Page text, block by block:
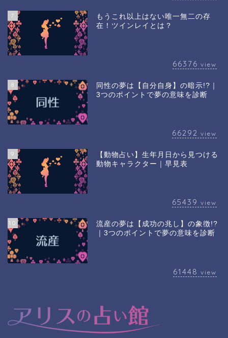
7
もうこれ以上はない唯一無二の存
在！ツインレイとは？
66376 view
8
同性の夢は【自分自身】の暗示!?｜
3つのポイントで夢の意味を診断
66292 view
9
【動物占い】生年月日から見つける
動物キャラクター｜早見表
65439 view
10
流産の夢は【成功の兆し】の象徴!?
｜3つのポイントで夢の意味を診断
61448 view